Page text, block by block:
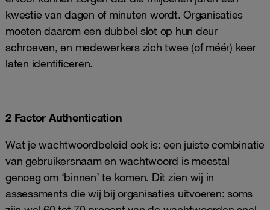
kwestie van dagen of minuten wordt. Organisaties
moeten daarom een dubbel slot op hun deur
schroeven, en medewerkers zich twee (of méér) keer
laten identificeren.
2 Factor Authentication
Wat je wachtwoordbeleid ook is: een juiste combinatie
van gebruikersnaam en wachtwoord is meestal
genoeg om ‘binnen’ te komen. Dit zien wij in
assessments die wij bij organisaties uitvoeren: soms